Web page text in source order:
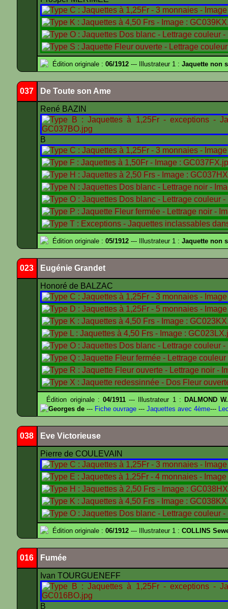
Édition originale : 06/1912 --- Illustrateur 1 : Jaquette non
037 De Toute son Ame
René BAZIN
B
Édition originale : 05/1912 --- Illustrateur 1 : Jaquette non
023 Eugénie Grandet
Honoré de BALZAC
Édition originale :04/1911 --- Illustrateur 1 : DALMOND W.
Georges de --- Fiche ouvrage --- Jaquettes avec 4ème---
038 Eve Victorieuse
Pierre de COULEVAIN
Édition originale : 06/1912 --- Illustrateur 1 : COLLINS
016 Fumée
Ivan TOURGUENEFF
B